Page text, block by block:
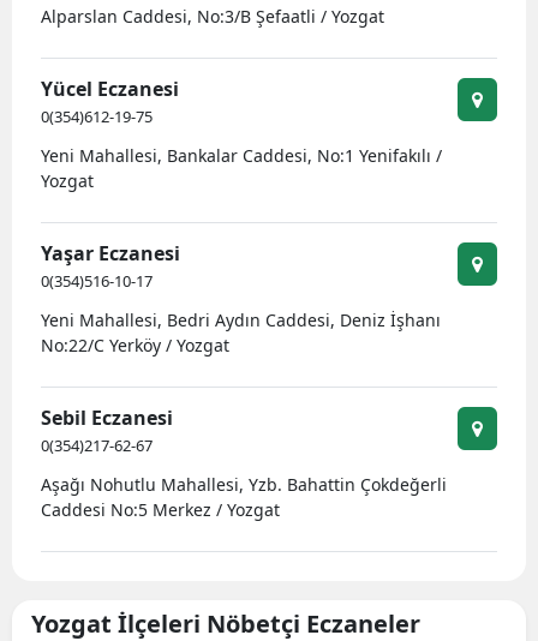
Alparslan Caddesi, No:3/B Şefaatli / Yozgat
Yücel Eczanesi
0(354)612-19-75
Yeni Mahallesi, Bankalar Caddesi, No:1 Yenifakılı /
Yozgat
Yaşar Eczanesi
0(354)516-10-17
Yeni Mahallesi, Bedri Aydın Caddesi, Deniz İşhanı
No:22/C Yerköy / Yozgat
Sebil Eczanesi
0(354)217-62-67
Aşağı Nohutlu Mahallesi, Yzb. Bahattin Çokdeğerli
Caddesi No:5 Merkez / Yozgat
Yozgat İlçeleri Nöbetçi Eczaneler